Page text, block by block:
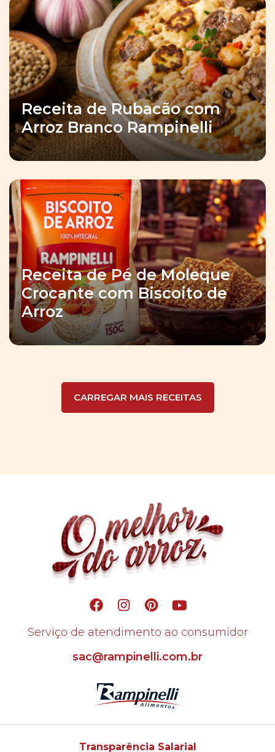
Receita de Rubacão com
Arroz Branco Rampinelli
Receita de Pé de Moleque
Crocante com Biscoito de
Arroz
CARREGAR MAIS RECEITAS
Serviço de atendimento ao consumidor
sac@rampinelli.com.br
Transparência Salarial